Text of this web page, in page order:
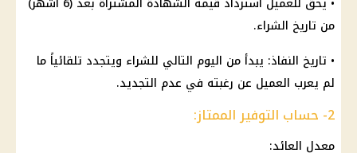
من تاريخ الشراء.
• تاريخ النفاذ: يبدأ من اليوم التالي للشراء ويتجدد تلقائياً ما
لم يعرب العميل عن رغبته في عدم التجديد.
2- حساب التوفير الممتاز:
معدل العائد: